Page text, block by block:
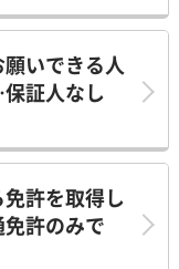
いできる人
証人なし
許を取得し
許のみで